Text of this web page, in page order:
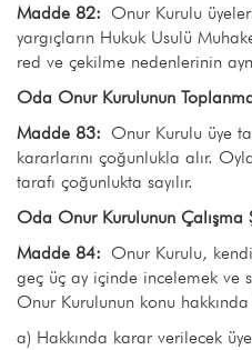
Madde 82: Onur Kurulu
yargıçların Hukuk Usulü
red ve çekilme nedenlerinin
Oda Onur Kurulunun
Madde 83: Onur Kurulu üye
kararlarını çoğunlukla alır.
tarafı çoğunlukta sayılır.
Oda Onur Kurulunun Çalışma
Madde 84: Onur Kurulu,
geç üç ay içinde incelemek ve
Onur Kurulunun konu
a) Hakkında karar verilecek